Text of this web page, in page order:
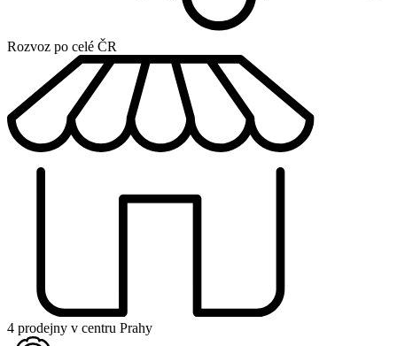
Rozvoz po celé ČR
4 prodejny v centru Prahy